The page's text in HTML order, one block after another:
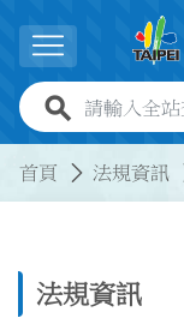
展開選單
全站查詢關
首頁 法規資訊
法規資訊